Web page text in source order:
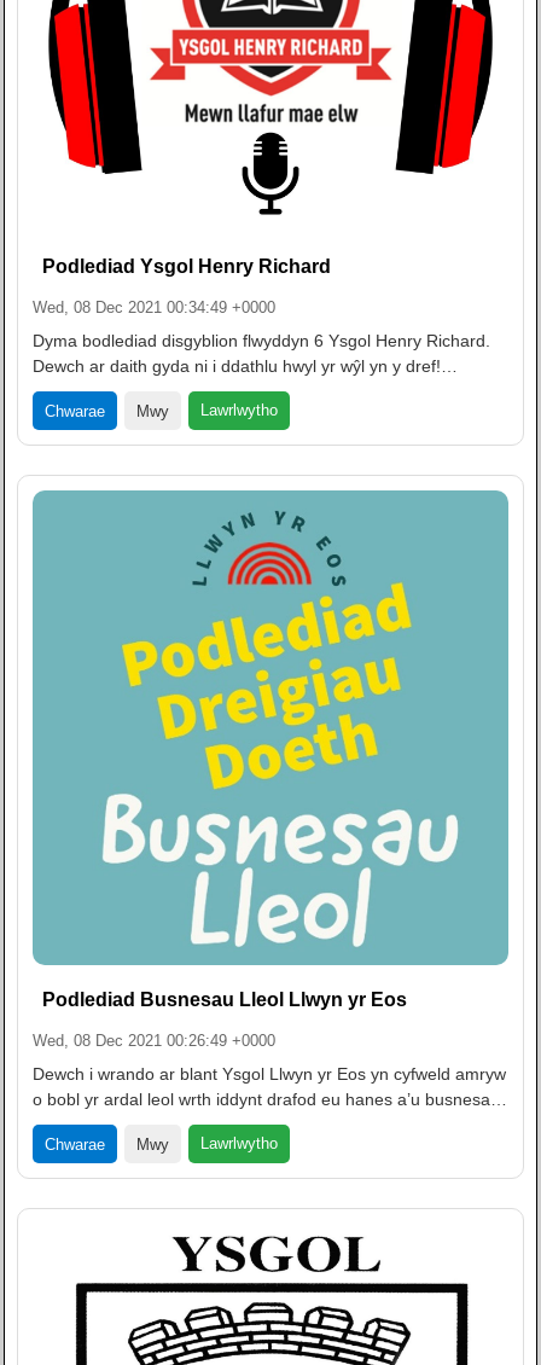
Podlediad Ysgol Henry Richard
Wed, 08 Dec 2021 00:34:49 +0000
Dyma bodlediad disgyblion flwyddyn 6 Ysgol Henry Richard.
Dewch ar daith gyda ni i ddathlu hwyl yr wŷl yn y dref!…
Chwarae Mwy Lawrlwytho
Podlediad Busnesau Lleol Llwyn yr Eos
Wed, 08 Dec 2021 00:26:49 +0000
Dewch i wrando ar blant Ysgol Llwyn yr Eos yn cyfweld amryw
o bobl yr ardal leol wrth iddynt drafod eu hanes a’u busnesa…
Chwarae Mwy Lawrlwytho